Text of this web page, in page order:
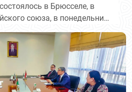
в Брюсселе, в
союза, в понедельник,